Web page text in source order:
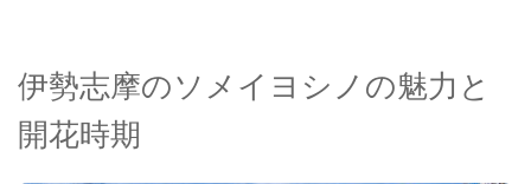
伊勢志摩のソメイヨシノの魅力と
開花時期